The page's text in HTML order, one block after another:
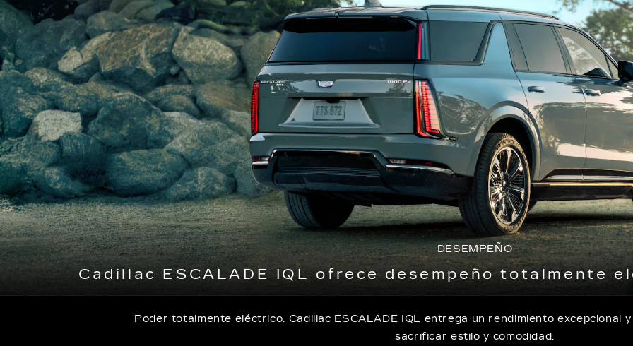
DESEMPEÑO
Cadillac ESCALADE IQL ofrece desempeño totalmente
Poder totalmente eléctrico. Cadillac ESCALADE IQL entrega un rendimiento excepcional
sacrificar estilo y comodidad.